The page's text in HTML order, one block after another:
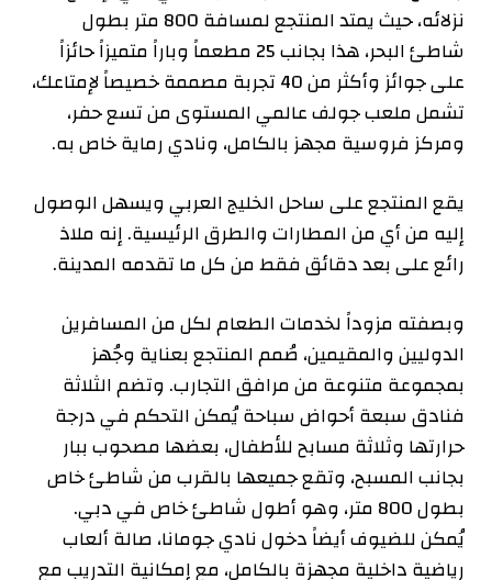
نزلائه، حيث يمتد المنتجع لمسافة 800 متر بطول
شاطئ البحر، هذا بجانب 25 مطعماً وباراً متميزاً حائزاً
على جوائز وأكثر من 40 تجربة مصممة خصيصاً لإمتاعك،
تشمل ملعب جولف عالمي المستوى من تسع حفر،
ومركز فروسية مجهز بالكامل، ونادي رماية خاص به.
يقع المنتجع على ساحل الخليج العربي ويسهل الوصول
إليه من أي من المطارات والطرق الرئيسية. إنه ملاذ
رائع على بعد دقائق فقط من كل ما تقدمه المدينة.
وبصفته مزوداً لخدمات الطعام لكل من المسافرين
الدوليين والمقيمين، صُمم المنتجع بعناية وجُهز
بمجموعة متنوعة من مرافق التجارب. وتضم الثلاثة
فنادق سبعة أحواض سباحة يُمكن التحكم في درجة
حرارتها وثلاثة مسابح للأطفال، بعضها مصحوب ببار
بجانب المسبح، وتقع جميعها بالقرب من شاطئ خاص
بطول 800 متر، وهو أطول شاطئ خاص في دبي.
يُمكن للضيوف أيضاً دخول نادي جومانا، صالة ألعاب
رياضية داخلية مجهزة بالكامل، مع إمكانية التدريب مع